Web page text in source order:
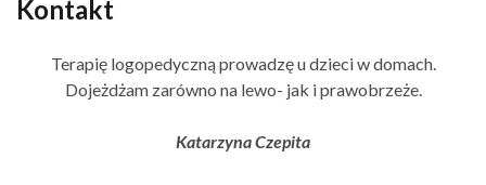
Kontakt
Terapię logopedyczną prowadzę u dzieci w domach.
Dojeżdżam zarówno na lewo- jak i prawobrzeże.
Katarzyna Czepita